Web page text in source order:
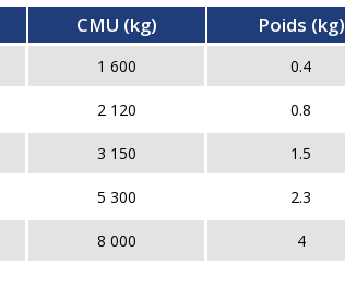
CMU (kg) Poids (kg)
1 600 0.4
2 120 0.8
3 150 1.5
5 300 2.3
8 000 4